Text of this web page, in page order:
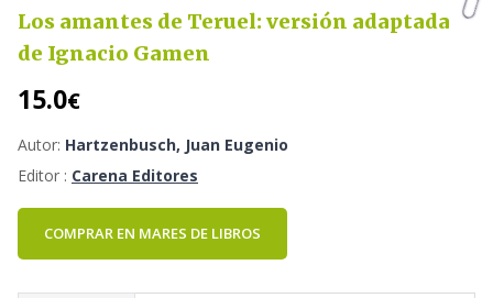
Los amantes de Teruel: versión adaptada
de Ignacio Gamen
15.0€
Autor: Hartzenbusch, Juan Eugenio
Editor : Carena Editores
COMPRAR EN MARES DE LIBROS